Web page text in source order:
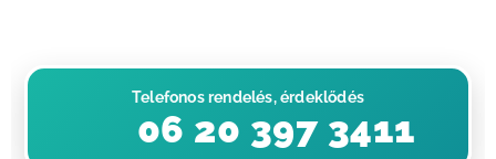
Telefonos rendelés, érdeklődés
📞 06 20 397 3411